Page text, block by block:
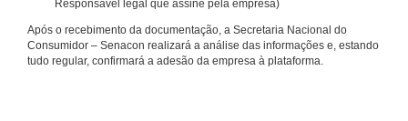
Responsável legal que assine pela empresa)
Após o recebimento da documentação, a Secretaria Nacional do
Consumidor – Senacon realizará a análise das informações e, estando
tudo regular, confirmará a adesão da empresa à plataforma.